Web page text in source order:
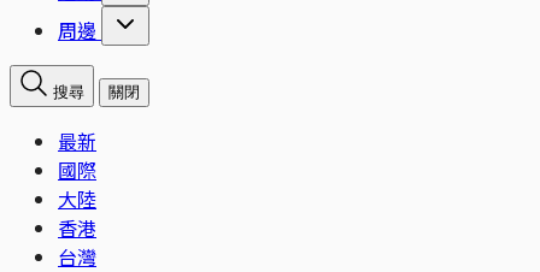
周邊
搜尋 關閉
最新
國際
大陸
香港
台灣